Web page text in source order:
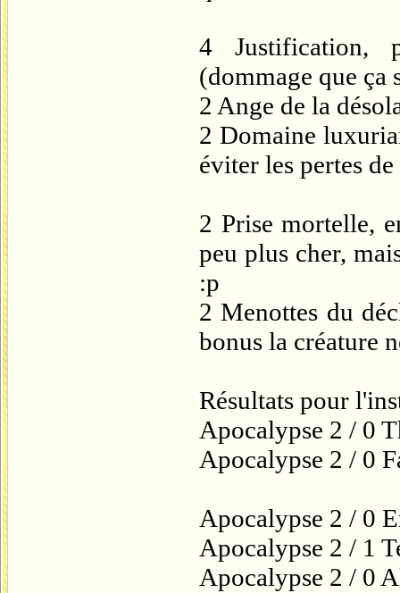
4 Justification,
(dommage que ça
2 Ange de la
2 Domaine
éviter les pertes
2 Prise mortelle,
peu plus cher,
:p
2 Menottes du
bonus la créature
Résultats pour
Apocalypse 2 / 0
Apocalypse 2 / 0
Apocalypse 2 / 0
Apocalypse 2 / 1
Apocalypse 2 / 0